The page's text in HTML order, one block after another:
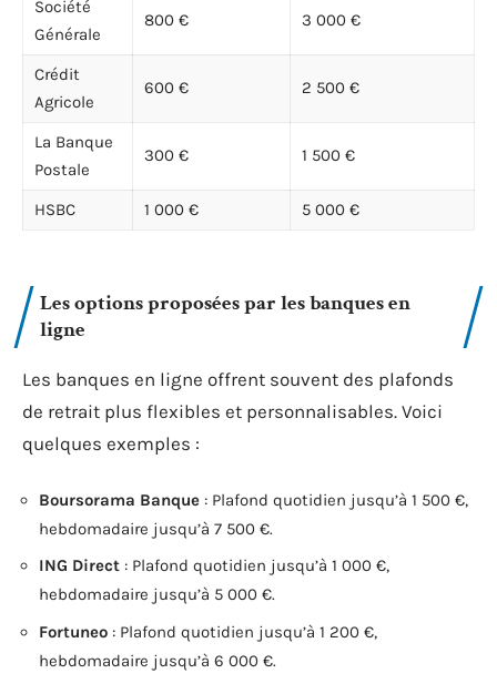
Société
Générale
800 € 3 000 €
Crédit
Agricole
600 € 2 500 €
La Banque
Postale
300 € 1 500 €
HSBC 1 000 € 5 000 €
Les options proposées par les banques en
ligne
Les banques en ligne offrent souvent des plafonds
de retrait plus flexibles et personnalisables. Voici
quelques exemples :
Boursorama Banque : Plafond quotidien jusqu’à 1 500 €,
hebdomadaire jusqu’à 7 500 €.
ING Direct : Plafond quotidien jusqu’à 1 000 €,
hebdomadaire jusqu’à 5 000 €.
Fortuneo : Plafond quotidien jusqu’à 1 200 €,
hebdomadaire jusqu’à 6 000 €.